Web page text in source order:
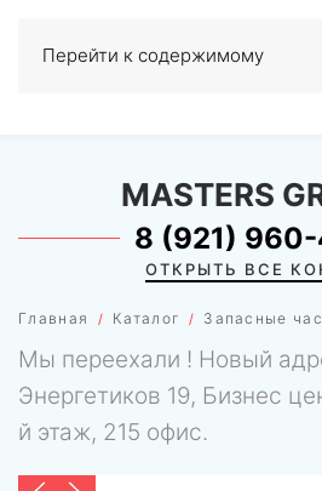
Перейти к содержимому
0
Главная Каталог Запасные
MASTERS
8 (921)
ОТКРЫТЬ ВСЕ
Мы переехали ! Новый
Энергетиков 19, Бизнес
й этаж, 215 офис.